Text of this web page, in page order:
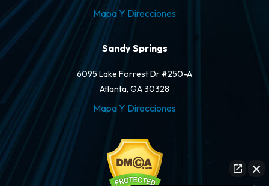
Mapa Y Direcciones
Sandy Springs
6095 Lake Forrest Dr #250-A
Atlanta, GA 30328
Mapa Y Direcciones